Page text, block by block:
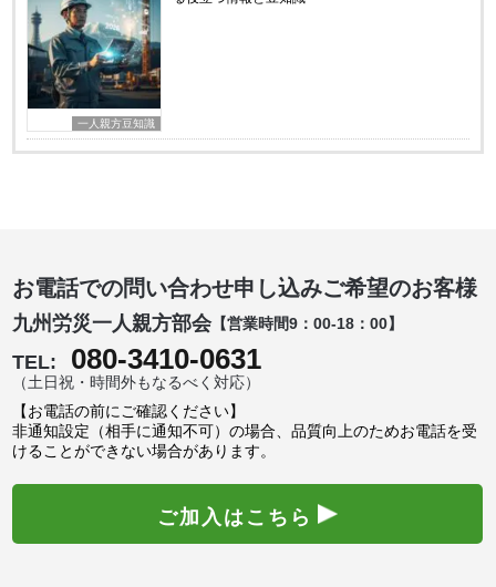
一人親方豆知識
お電話での問い合わせ申し込みご希望のお客様
九州労災一人親方部会【営業時間9：00-18：00】
TEL: 080-3410-0631
（土日祝・時間外もなるべく対応）
【お電話の前にご確認ください】
非通知設定（相手に通知不可）の場合、品質向上のためお電話を受
けることができない場合があります。
ご加入はこちら